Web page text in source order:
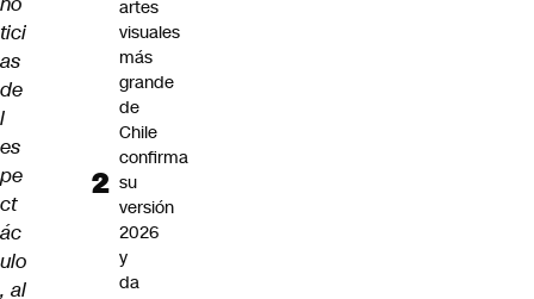
tici
as
de
l
es
pe
ct
ác
ulo
, al
artes
visuales
más
grande
de
Chile
confirma
su
versión
2026
y
da